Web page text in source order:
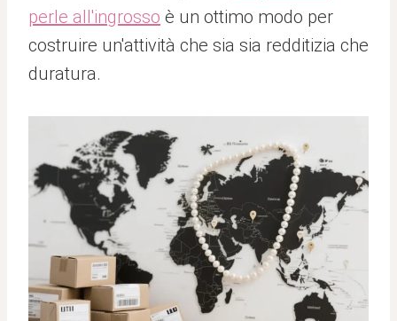
perle all'ingrosso è un ottimo modo per
costruire un'attività che sia sia redditizia che
duratura.